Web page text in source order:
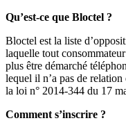
Qu’est-ce que Bloctel ?
Bloctel est la liste
laquelle tout
plus être démarché
lequel il n’a pas de
la loi n° 2014-344 du 17
Comment s’inscrire ?